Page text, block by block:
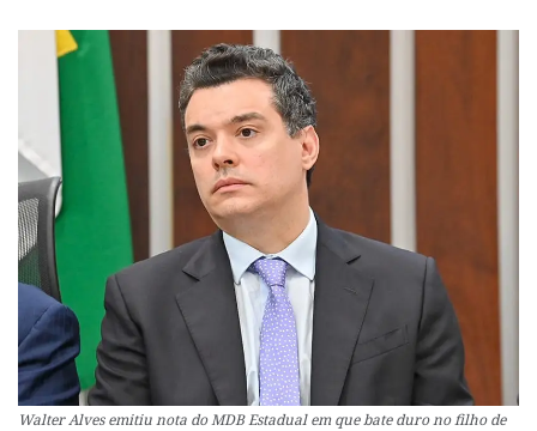
Walter Alves emitiu nota do MDB Estadual em que bate duro no filho de